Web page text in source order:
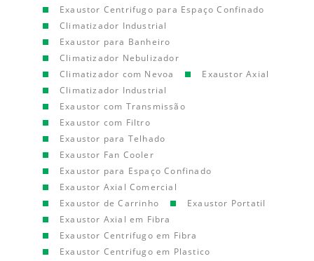
Exaustor Centrifugo para Espaço Confinado
Climatizador Industrial
Exaustor para Banheiro
Climatizador Nebulizador
Climatizador com Nevoa
Exaustor Axial
Climatizador Industrial
Exaustor com Transmissão
Exaustor com Filtro
Exaustor para Telhado
Exaustor Fan Cooler
Exaustor para Espaço Confinado
Exaustor Axial Comercial
Exaustor de Carrinho
Exaustor Portatil
Exaustor Axial em Fibra
Exaustor Centrifugo em Fibra
Exaustor Centrifugo em Plastico